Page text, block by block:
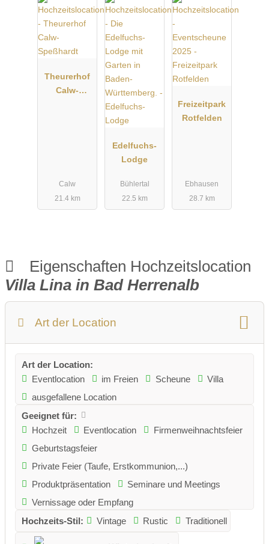
Theurerhof
Calw-
Calw
21.4 km
Edelfuchs-
Lodge
Bühlertal
22.5 km
Freizeitpark
Rotfelden
Ebhausen
28.7 km
Eigenschaften Hochzeitslocation
Villa Lina in Bad Herrenalb
Art der Location
Art der Location:
Eventlocation
im Freien Scheune
Villa
ausgefallene Location
Geeignet für:
Hochzeit
Eventlocation
Firmenweihnachtsfeier
Geburtstagsfeier
Private Feier (Taufe, Erstkommunion,...)
Produktpräsentation
Seminare und Meetings
Vernissage oder Empfang
Hochzeits-Stil:
Vintage Rustic Traditionell